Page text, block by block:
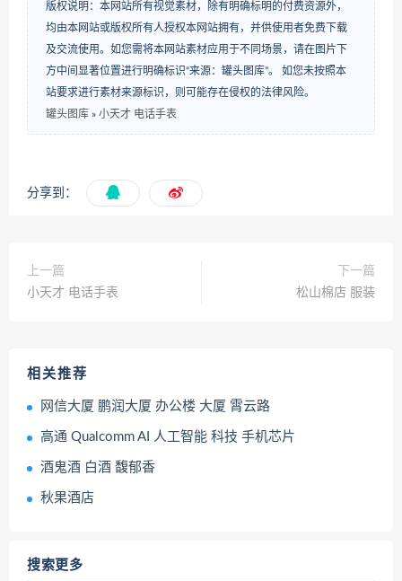
版权说明：本网站所有视觉素材，除有明确标明的付费资源外，
均由本网站或版权所有人授权本网站拥有，并供使用者免费下载
及交流使用。如您需将本网站素材应用于不同场景，请在图片下
方中间显著位置进行明确标识“来源：罐头图库”。 如您未按照本
站要求进行素材来源标识，则可能存在侵权的法律风险。
罐头图库 » 小天才 电话手表
分享到：
上一篇
小天才 电话手表
下一篇
松山棉店 服装
相关推荐
网信大厦 鹏润大厦 办公楼 大厦 霄云路
高通 Qualcomm AI 人工智能 科技 手机芯片
酒鬼酒 白酒 馥郁香
秋果酒店
搜索更多